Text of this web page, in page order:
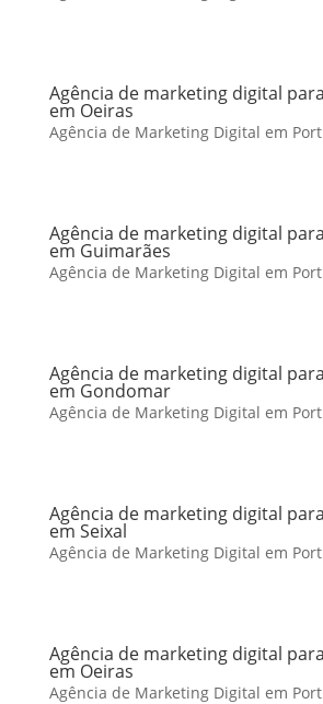
Agência de marketing digital
em Oeiras
Agência de Marketing Digital em
Agência de marketing digital
em Guimarães
Agência de Marketing Digital em
Agência de marketing digital
em Gondomar
Agência de Marketing Digital em
Agência de marketing digital
em Seixal
Agência de Marketing Digital em
Agência de marketing digital
em Oeiras
Agência de Marketing Digital em